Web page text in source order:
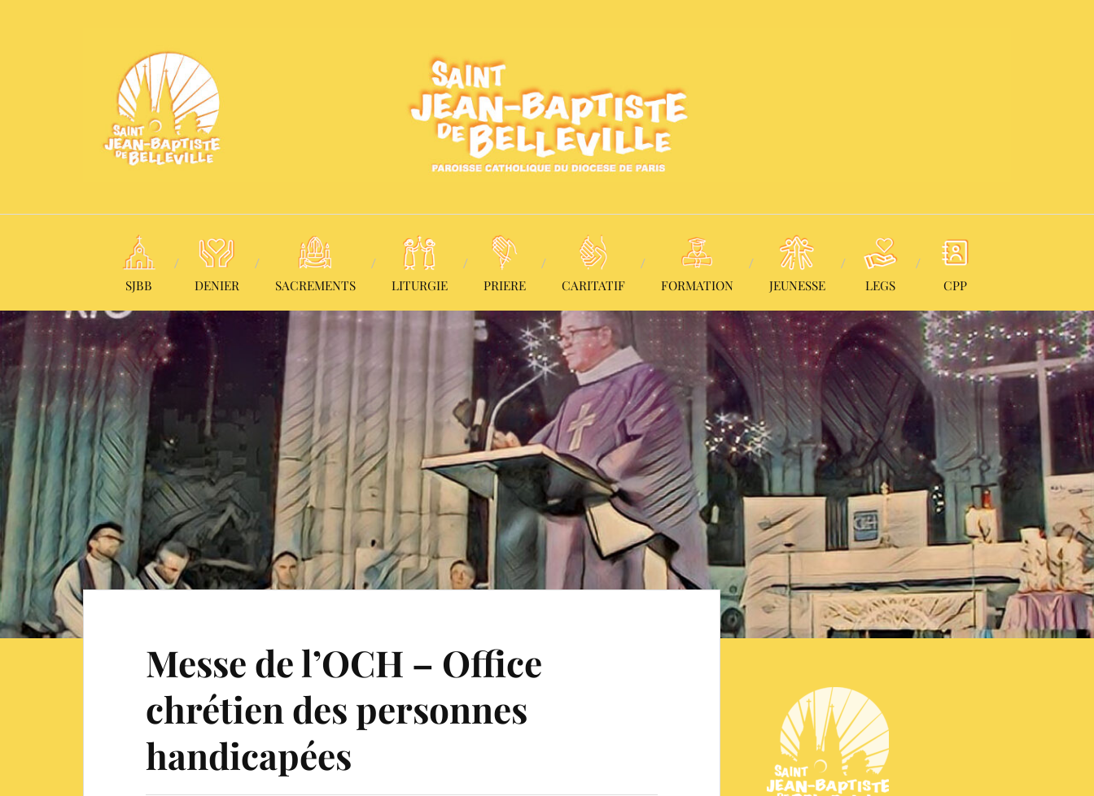
SJBB DENIER SACREMENTS LITURGIE PRIERE CARITATIF FORMATION JEUNESSE LEGS CPP
Messe de l’OCH – Office
chrétien des personnes
handicapées